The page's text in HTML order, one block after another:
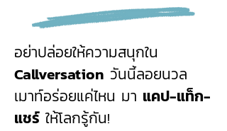
อย่าปล่อยให้ความสนุกใน
Callversation วันนี้ลอยนวล
เมาท์อร่อยแค่ไหน มา แคป-แท็ก-
แชร์ ให้โลกรู้กัน!